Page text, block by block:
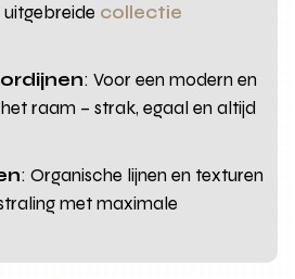
collectie
: Voor een modern en
raam – strak, egaal en altijd
: Organische lijnen en texturen
met maximale